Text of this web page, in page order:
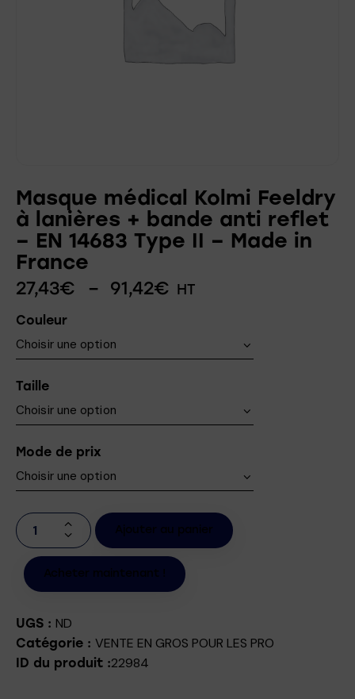
Masque médical Kolmi Feeldry
à lanières + bande anti reflet
– EN 14683 Type II – Made in
France
27,43€ – 91,42€ HT
Couleur
Taille
Mode de prix
Ajouter au panier
Acheter maintenant !
UGS : ND
Catégorie : VENTE EN GROS POUR LES PRO
ID du produit :22984